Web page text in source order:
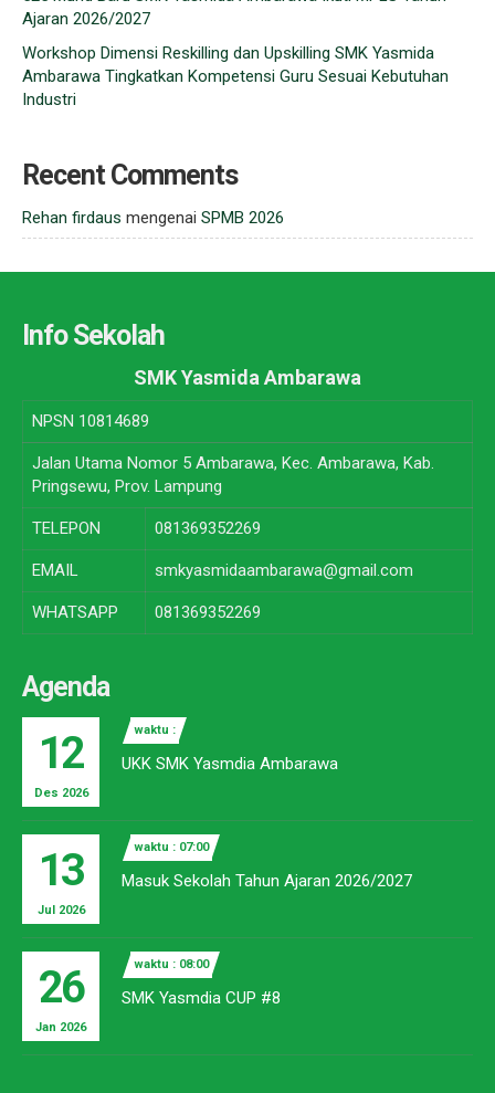
Ajaran 2026/2027
Workshop Dimensi Reskilling dan Upskilling SMK Yasmida
Ambarawa Tingkatkan Kompetensi Guru Sesuai Kebutuhan
Industri
Recent Comments
Rehan firdaus mengenai SPMB 2026
Info Sekolah
SMK Yasmida Ambarawa
NPSN 10814689
Jalan Utama Nomor 5 Ambarawa, Kec. Ambarawa, Kab.
Pringsewu, Prov. Lampung
TELEPON 081369352269
EMAIL smkyasmidaambarawa@gmail.com
WHATSAPP 081369352269
Agenda
12
Des 2026
waktu :
UKK SMK Yasmdia Ambarawa
13
Jul 2026
waktu : 07:00
Masuk Sekolah Tahun Ajaran 2026/2027
26
Jan 2026
waktu : 08:00
SMK Yasmdia CUP #8